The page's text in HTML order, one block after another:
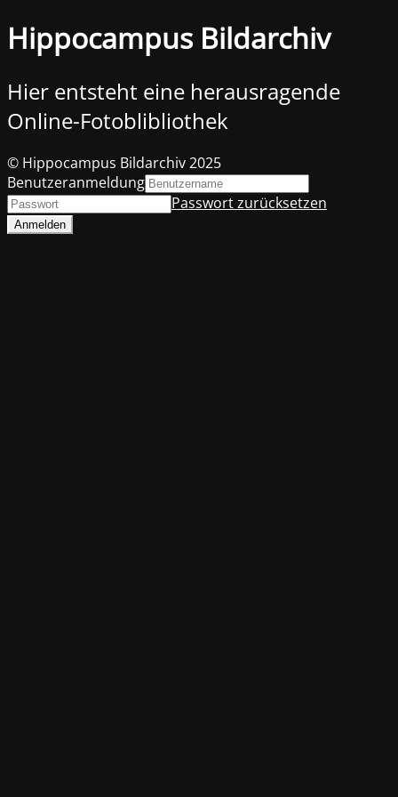
Hippocampus Bildarchiv
Hier entsteht eine herausragende
Online-Fotoblibliothek
© Hippocampus Bildarchiv 2025
Benutzeranmeldung
Passwort zurücksetzen